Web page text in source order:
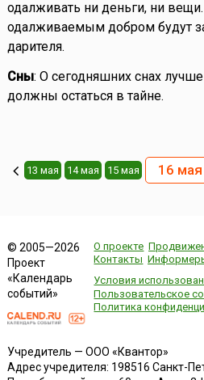
одалживать ни деньги, ни
одалживаемым добром будут
дарителя.
Сны: О сегодняшних снах
должны остаться в тайне.
13 мая 14 мая 15 мая 16 мая
© 2005—2026
Проект
«Календарь
событий»
О проекте
Контакты
Условия
Пользовательское
Политика
Учредитель — ООО «Квантор»
Адрес учредителя: 198516 Санкт-